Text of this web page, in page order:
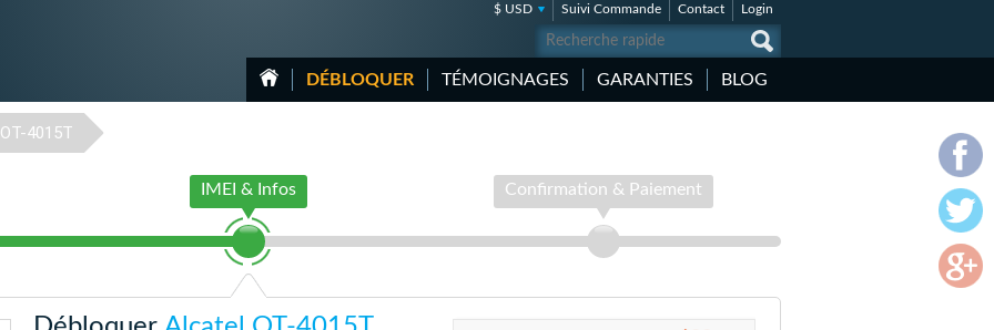
$ USD Suivi Commande Contact Login
DÉBLOQUER TÉMOIGNAGES GARANTIES BLOG
OT-4015T
IMEI & Infos Confirmation & Paiement